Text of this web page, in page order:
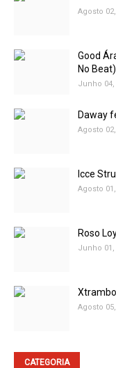
Agosto
Good
No Beat)
Junho 04,
Daway
Agosto
Icce
Agosto
Roso
Junho 01,
Agosto
CATEGORIA